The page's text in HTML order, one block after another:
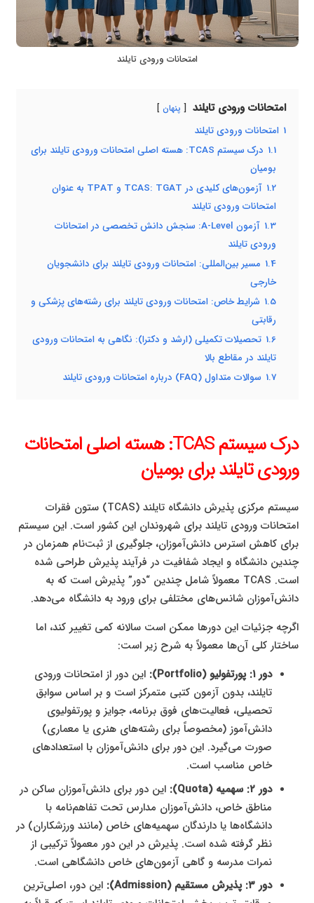
امتحانات ورودی تایلند
امتحانات ورودی تایلند پنهان
1 امتحانات ورودی تایلند
1.1
درک سیستم TCAS: هسته اصلی امتحانات ورودی تایلند برای
بومیان
1.2
آزمون‌های کلیدی در TCAS: TGAT و TPAT به عنوان
امتحانات ورودی تایلند
1.3
آزمون A-Level: سنجش دانش تخصصی در امتحانات
ورودی تایلند
1.4 مسیر بین‌المللی: امتحانات ورودی تایلند برای دانشجویان
خارجی
1.5 شرایط خاص: امتحانات ورودی تایلند برای رشته‌های پزشکی و
رقابتی
1.6 تحصیلات تکمیلی (ارشد و دکترا): نگاهی به امتحانات ورودی
تایلند در مقاطع بالا
1.7 سوالات متداول (FAQ) درباره امتحانات ورودی تایلند
درک سیستم TCAS: هسته اصلی امتحانات
ورودی تایلند برای بومیان
سیستم مرکزی پذیرش دانشگاه تایلند (TCAS) ستون فقرات
امتحانات ورودی تایلند برای شهروندان این کشور است. این سیستم
برای کاهش استرس دانش‌آموزان، جلوگیری از ثبت‌نام همزمان در
چندین دانشگاه و ایجاد شفافیت در فرآیند پذیرش طراحی شده
است. TCAS معمولاً شامل چندین “دور” پذیرش است که به
دانش‌آموزان شانس‌های مختلفی برای ورود به دانشگاه می‌دهد.
اگرچه جزئیات این دورها ممکن است سالانه کمی تغییر کند، اما
ساختار کلی آن‌ها معمولاً به شرح زیر است:
دور ۱: پورتفولیو (Portfolio):
این دور از امتحانات ورودی
تایلند، بدون آزمون کتبی متمرکز است و بر اساس سوابق
تحصیلی، فعالیت‌های فوق برنامه، جوایز و پورتفولیوی
دانش‌آموز (مخصوصاً برای رشته‌های هنری یا معماری)
صورت می‌گیرد. این دور برای دانش‌آموزان با استعدادهای
خاص مناسب است.
دور ۲: سهمیه (Quota):
این دور برای دانش‌آموزان ساکن در
مناطق خاص، دانش‌آموزان مدارس تحت تفاهم‌نامه با
دانشگاه‌ها یا دارندگان سهمیه‌های خاص (مانند ورزشکاران) در
نظر گرفته شده است. پذیرش در این دور معمولاً ترکیبی از
نمرات مدرسه و گاهی آزمون‌های خاص دانشگاهی است.
دور ۳: پذیرش مستقیم (Admission):
این دور، اصلی‌ترین